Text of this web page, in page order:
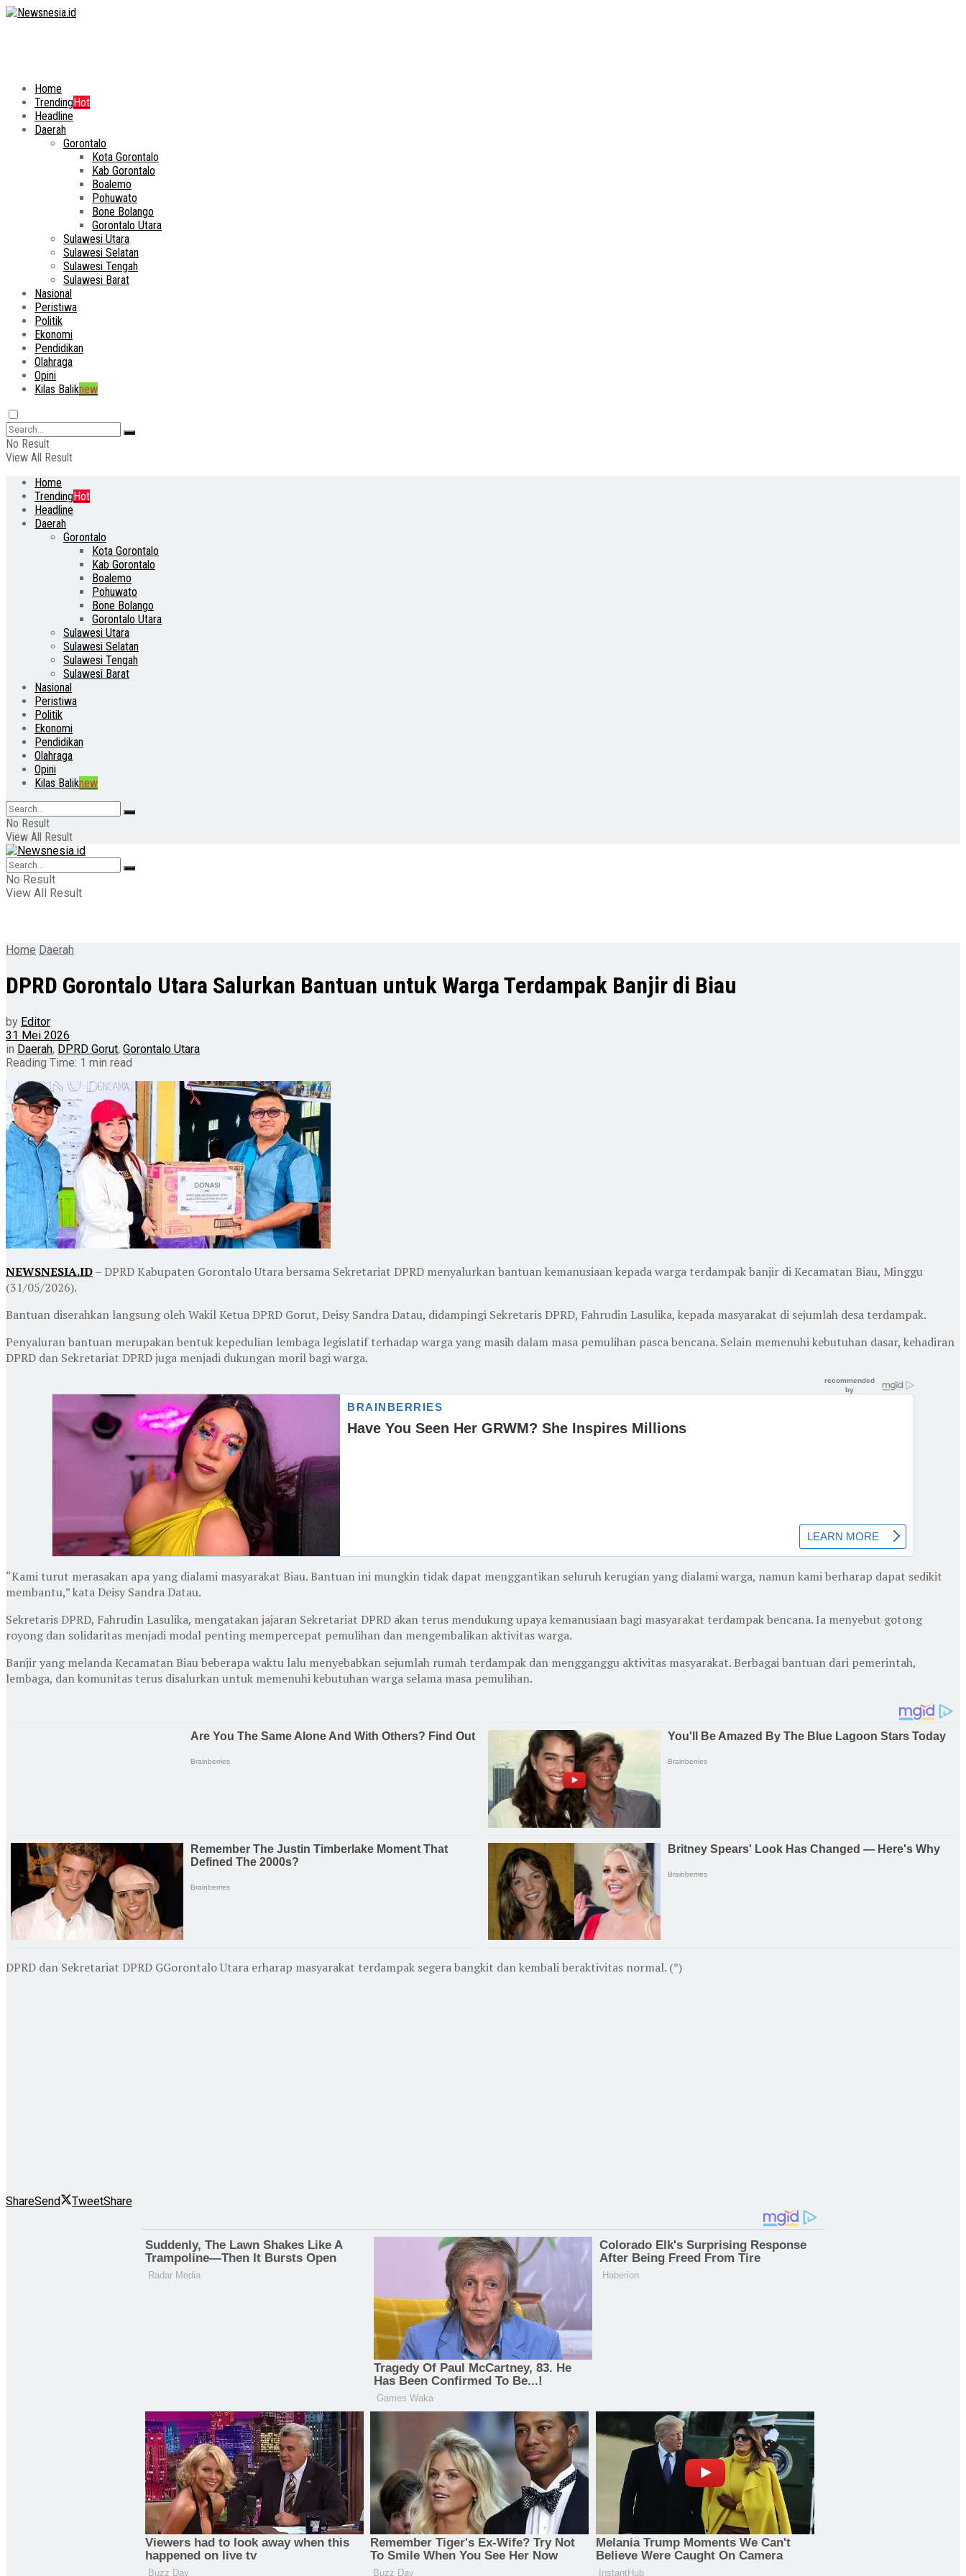
Home
TrendingHot
Headline
Daerah
Gorontalo
Kota Gorontalo
Kab Gorontalo
Boalemo
Pohuwato
Bone Bolango
Gorontalo Utara
Sulawesi Utara
Sulawesi Selatan
Sulawesi Tengah
Sulawesi Barat
Nasional
Peristiwa
Politik
Ekonomi
Pendidikan
Olahraga
Opini
Kilas Baliknew
No Result
View All Result
Home
TrendingHot
Headline
Daerah
Gorontalo
Kota Gorontalo
Kab Gorontalo
Boalemo
Pohuwato
Bone Bolango
Gorontalo Utara
Sulawesi Utara
Sulawesi Selatan
Sulawesi Tengah
Sulawesi Barat
Nasional
Peristiwa
Politik
Ekonomi
Pendidikan
Olahraga
Opini
Kilas Baliknew
No Result
View All Result
No Result
View All Result
Home Daerah
DPRD Gorontalo Utara Salurkan Bantuan untuk Warga Terdampak Banjir di Biau
by Editor
31 Mei 2026
in Daerah, DPRD Gorut, Gorontalo Utara
Reading Time: 1 min read
NEWSNESIA.ID– DPRD Kabupaten Gorontalo Utara bersama Sekretariat DPRD menyalurkan bantuan kemanusiaan kepada warga terdampak banjir di Kecamatan Biau, Minggu
(31/05/2026).
Bantuan diserahkan langsung oleh Wakil Ketua DPRD Gorut, Deisy Sandra Datau, didampingi Sekretaris DPRD, Fahrudin Lasulika, kepada masyarakat di sejumlah desa terdampak.
Penyaluran bantuan merupakan bentuk kepedulian lembaga legislatif terhadap warga yang masih dalam masa pemulihan pasca bencana. Selain memenuhi kebutuhan dasar, kehadiran
DPRD dan Sekretariat DPRD juga menjadi dukungan moril bagi warga.
“Kami turut merasakan apa yang dialami masyarakat Biau. Bantuan ini mungkin tidak dapat menggantikan seluruh kerugian yang dialami warga, namun kami berharap dapat sedikit
membantu,” kata Deisy Sandra Datau.
Sekretaris DPRD, Fahrudin Lasulika, mengatakan jajaran Sekretariat DPRD akan terus mendukung upaya kemanusiaan bagi masyarakat terdampak bencana. Ia menyebut gotong
royong dan solidaritas menjadi modal penting mempercepat pemulihan dan mengembalikan aktivitas warga.
Banjir yang melanda Kecamatan Biau beberapa waktu lalu menyebabkan sejumlah rumah terdampak dan mengganggu aktivitas masyarakat. Berbagai bantuan dari pemerintah,
lembaga, dan komunitas terus disalurkan untuk memenuhi kebutuhan warga selama masa pemulihan.
DPRD dan Sekretariat DPRD GGorontalo Utara erharap masyarakat terdampak segera bangkit dan kembali beraktivitas normal. (*)
ShareSend TweetShare